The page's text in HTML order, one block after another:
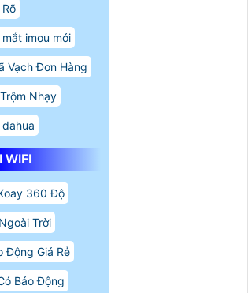
imou mới
Vạch Đơn Hàng
Nhạy
WIFI
360 Độ
Trời
Động Giá Rẻ
Báo Động